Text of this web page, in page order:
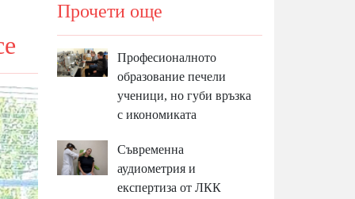
Прочети още
Професионалното
образование печели
ученици, но губи връзка
с икономиката
Съвременна
аудиометрия и
експертиза от ЛКК